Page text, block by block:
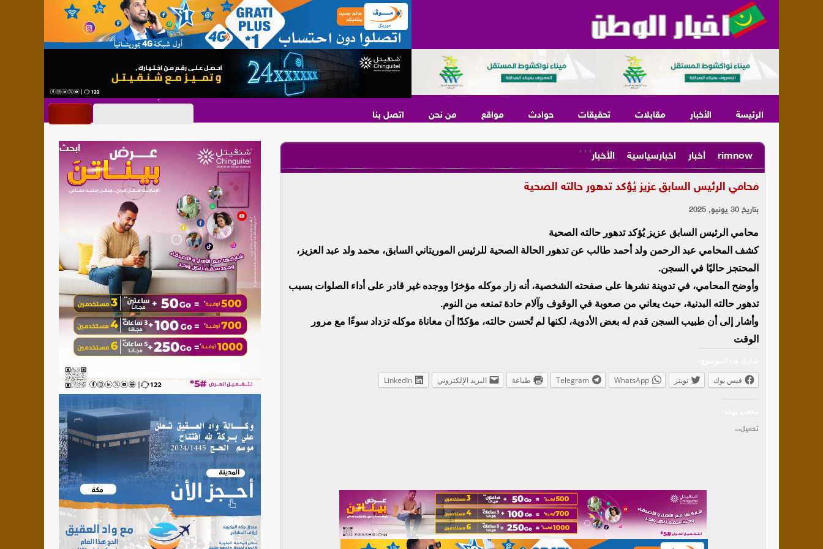
الرئيسة الأخبار مقابلات تحقيقات حوادث مواقع من نحن اتصل بنا
rimnow
,
أخبار
,
اخبارسياسية
,
الأخبار
محامي الرئيس السابق عزيز يُؤكد تدهور حالته الصحية
بتاريخ 30 يونيو, 2025
محامي الرئيس السابق عزيز يُؤكد تدهور حالته الصحية
كشف المحامي عبد الرحمن ولد أحمد طالب عن تدهور الحالة الصحية للرئيس الموريتاني السابق، محمد ولد عبد العزيز،
المحتجز حاليًا في السجن.
وأوضح المحامي، في تدوينة نشرها على صفحته الشخصية، أنه زار موكله مؤخرًا ووجده غير قادر على أداء الصلوات بسبب
تدهور حالته البدنية، حيث يعاني من صعوبة في الوقوف وآلام حادة تمنعه من النوم.
وأشار إلى أن طبيب السجن قدم له بعض الأدوية، لكنها لم تُحسن حالته، مؤكدًا أن معاناة موكله تزداد سوءًا مع مرور
الوقت
فيس بوك تويتر WhatsApp
Telegram طباعة البريد الإلكتروني LinkedIn
تحميل...